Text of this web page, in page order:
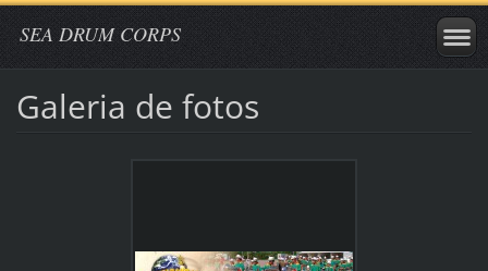
SEA DRUM CORPS
Galeria de fotos